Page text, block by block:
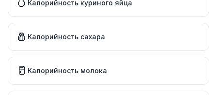
Калорийность куриного яйца
🧂 Калорийность сахара
🥛 Калорийность молока